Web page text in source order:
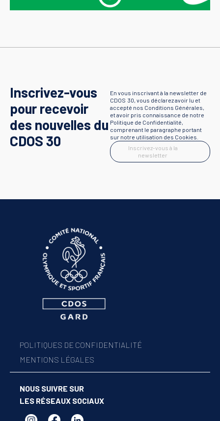
Inscrivez-vous
pour recevoir
des nouvelles du
CDOS 30
En vous inscrivant à la newsletter de
CDOS 30, vous déclarez avoir lu et
accepté nos Conditions Générales,
et avoir pris connaissance de notre
Politique de Confidentialité,
comprenant le paragraphe portant
sur notre utilisation des Cookies.
Inscrivez-vous à la
newsletter
POLITIQUES DE CONFIDENTIALITÉ
MENTIONS LÉGALES
NOUS SUIVRE SUR
LES RÉSEAUX SOCIAUX